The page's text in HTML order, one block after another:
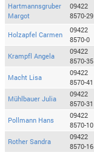
Hartmannsgruber
Margot
09422
8570-29
Holzapfel Carmen
09422
8570-0
Krampfl Angela
09422
8570-35
Macht Lisa
09422
8570-41
Mühlbauer Julia
09422
8570-31
Pollmann Hans
09422
8570-10
Rother Sandra
09422
8570-16